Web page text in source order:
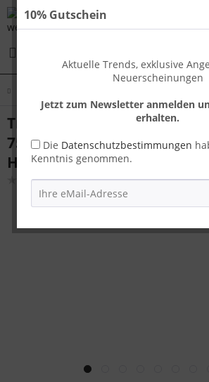
Travelhouse Capri großer
75 x 48 x 29 cm |
Hartschale | TSA-Schloss,
10% Gutschein
Aktuelle Trends, exklusive
Neuerscheinungen
Jetzt zum Newsletter anmelden
erhalten.
Die Datenschutzbestimmungen
Kenntnis genommen.